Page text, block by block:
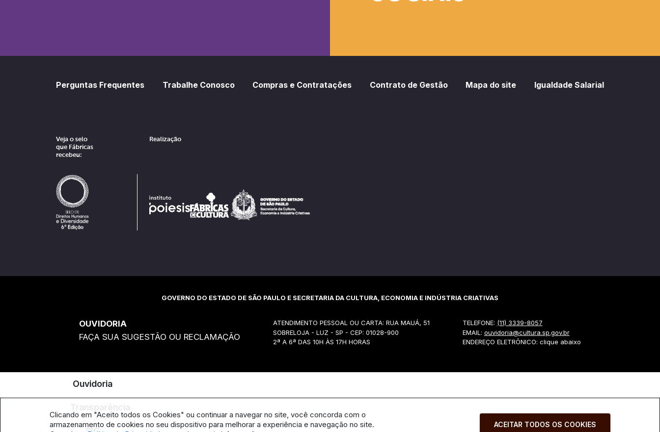
Perguntas Frequentes Trabalhe Conosco Compras e Contratações Contrato de Gestão Mapa do site Igualdade Salarial
Veja o selo
que Fábricas
recebeu:
Realização
GOVERNO DO ESTADO DE SÃO PAULO E SECRETARIA DA CULTURA, ECONOMIA E INDÚSTRIA CRIATIVAS
OUVIDORIA
FAÇA SUA SUGESTÃO OU RECLAMAÇÃO
ATENDIMENTO PESSOAL OU CARTA: RUA MAUÁ, 51
SOBRELOJA - LUZ - SP - CEP: 01028-900
2ª A 6ª DAS 10H ÀS 17H HORAS
TELEFONE: (11) 3339-8057
EMAIL: ouvidoria@cultura.sp.gov.br
ENDEREÇO ELETRÔNICO: clique abaixo
Ouvidoria
Clicando em "Aceito todos os Cookies" ou continuar a navegar no site, você concorda com o
armazenamento de cookies no seu dispositivo para melhorar a experiência e navegação no site.
ACEITAR TODOS OS COOKIES